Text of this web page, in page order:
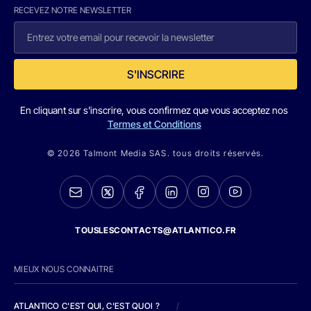
RECEVEZ NOTRE NEWSLETTER
S'INSCRIRE
En cliquant sur s'inscrire, vous confirmez que vous acceptez nos
Termes et Conditions
© 2026 Talmont Media SAS. tous droits réservés.
TOUSLESCONTACTS@ATLANTICO.FR
MIEUX NOUS CONNAITRE
ATLANTICO C'EST QUI, C'EST QUOI ? /